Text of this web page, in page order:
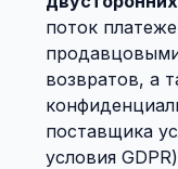
поток
возвратов, а
поставщика
условия